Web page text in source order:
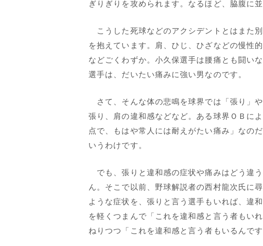
ぎりぎりを攻められます。なるほど、脇腹に
こうした死球などのアクシデントとはまた
を抱えています。肩、ひじ、ひざなどの慢性
などごくわずか。小久保選手は腰痛とも闘い
選手は、だいたい痛みに強い男なのです。
さて、そんな体の悲鳴を球界では「張り」
張り、肩の違和感などなど。ある球界ＯＢに
点で、もはや常人には耐えがたい痛み」なの
いうわけです。
でも、張りと違和感の症状や痛みはどう違
ん。そこで以前、野球解説者の西村龍次氏に
ような症状を、張りと言う選手もいれば、違
を軽くつまんで「これを違和感と言う者もい
ねりつつ「これを違和感と言う者もいるんです